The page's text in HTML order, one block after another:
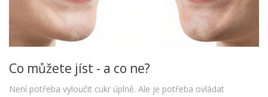
Co můžete jíst - a co ne?
Není potřeba vyloučit cukr úplně. Ale je potřeba ovládat